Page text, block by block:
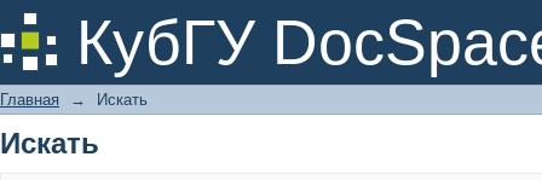
КубГУ
Искать
Главная → Искать
Искать